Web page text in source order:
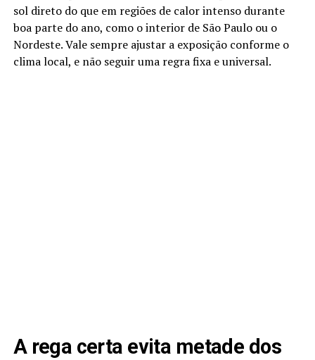
sol direto do que em regiões de calor intenso durante
boa parte do ano, como o interior de São Paulo ou o
Nordeste. Vale sempre ajustar a exposição conforme o
clima local, e não seguir uma regra fixa e universal.
A rega certa evita metade dos